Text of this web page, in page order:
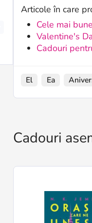
Articole în care
Cele mai
Valentine's
Cadouri
El Ea
Cadouri